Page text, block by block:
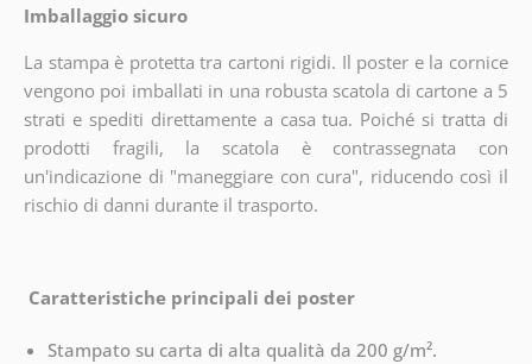
Imballaggio sicuro
La stampa è protetta tra cartoni rigidi. Il poster e la cornice
vengono poi imballati in una robusta scatola di cartone a 5
strati e spediti direttamente a casa tua. Poiché si tratta di
prodotti fragili, la scatola è contrassegnata con
un'indicazione di "maneggiare con cura", riducendo così il
rischio di danni durante il trasporto.
Caratteristiche principali dei poster
Stampato su carta di alta qualità da 200 g/m².